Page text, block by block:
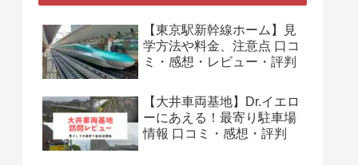
【東京駅新幹線ホーム】見
学方法や料金、注意点 口コ
ミ・感想・レビュー・評判
【大井車両基地】Dr.イエロ
ーにあえる！最寄り駐車場
情報 口コミ・感想・評判